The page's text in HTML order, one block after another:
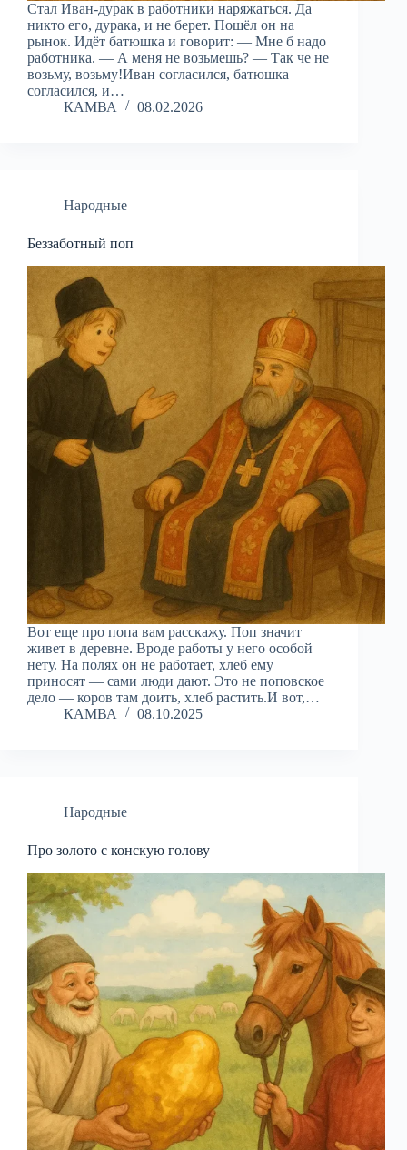
Стал Иван-дурак в работники наряжаться. Да
никто его, дурака, и не берет. Пошёл он на
рынок. Идёт батюшка и говорит: — Мне б надо
работника. — А меня не возьмешь? — Так че не
возьму, возьму!Иван согласился, батюшка
согласился, и…
КАМВА
08.02.2026
Народные
Беззаботный поп
Вот еще про попа вам расскажу. Поп значит
живет в деревне. Вроде работы у него особой
нету. На полях он не работает, хлеб ему
приносят — сами люди дают. Это не поповское
дело — коров там доить, хлеб растить.И вот,…
КАМВА
08.10.2025
Народные
Про золото с конскую голову